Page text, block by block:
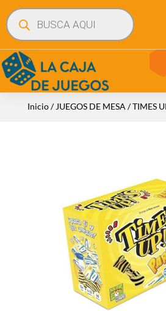
Búsqueda
de
productos
Inicio/ JUEGOS DE MESA / TIMES